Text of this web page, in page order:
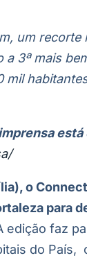
e
Participar?
um recorte
3ª mais
mil
o
para
edição faz
do